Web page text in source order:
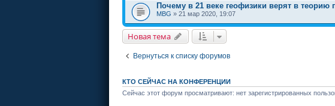
Почему в 21 веке геофизики верят в теорию
MBG » 21 мар 2020, 19:07
Новая тема
Вернуться к списку форумов
КТО СЕЙЧАС НА КОНФЕРЕНЦИИ
Сейчас этот форум просматривают: нет зарегистрированных